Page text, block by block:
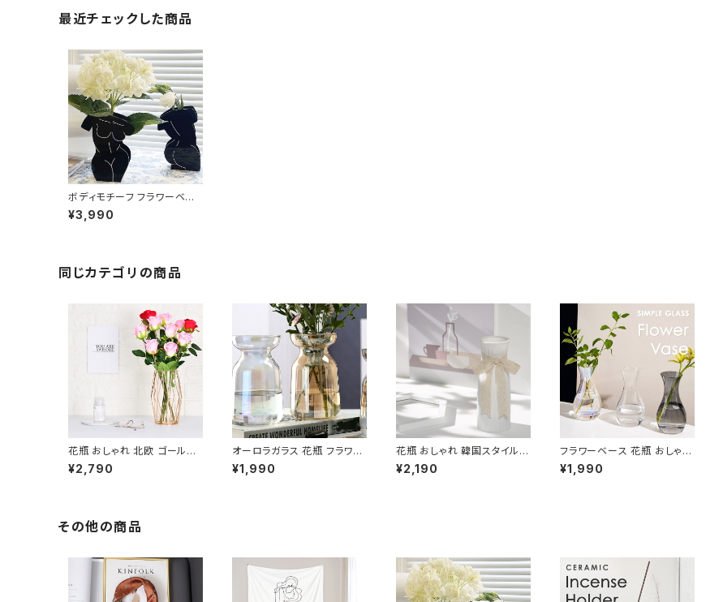
最近チェックした商品
ボディモチーフ フラワーベー
ス 花瓶 おしゃれ アート NTF
V007
¥3,990
同じカテゴリの商品
花瓶 おしゃれ 北欧 ゴールド
フラワーベース かわいい ガラ
ス NTFV002
¥2,790
オーロラガラス 花瓶 フラワー
ベース おしゃれ 北欧 小さい
透明 NTFV005
¥1,990
花瓶 おしゃれ 韓国スタイル
ホワイト 北欧デザイン リボン
付き NTFV004
¥2,190
フラワーベース 花瓶 おしゃれ
北欧 オーロラ ガラス 高さ12c
m NTFV014
¥1,990
その他の商品